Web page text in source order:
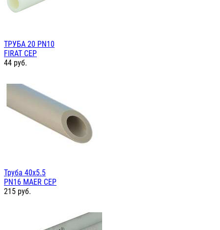
ТРУБА 20 PN10
FIRAT СЕР
44 руб.
Труба 40х5.5
PN16 MAER СЕР
215 руб.